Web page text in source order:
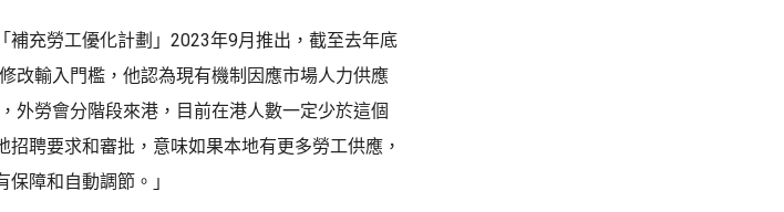
補充勞工優化計劃」2023年9月推出，截至去年底
改輸入門檻，他認為現有機制因應市場人力供應
外勞會分階段來港，目前在港人數一定少於這個
聘要求和審批，意味如果本地有更多勞工供應，
障和自動調節。」